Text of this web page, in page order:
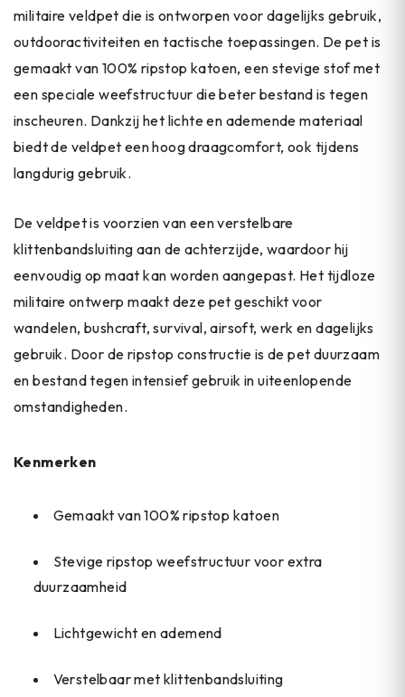
militaire veldpet die is ontworpen voor dagelijks gebruik,
outdooractiviteiten en tactische toepassingen. De pet is
gemaakt van 100% ripstop katoen, een stevige stof met
een speciale weefstructuur die beter bestand is tegen
inscheuren. Dankzij het lichte en ademende materiaal
biedt de veldpet een hoog draagcomfort, ook tijdens
langdurig gebruik.
De veldpet is voorzien van een verstelbare
klittenbandsluiting aan de achterzijde, waardoor hij
eenvoudig op maat kan worden aangepast. Het tijdloze
militaire ontwerp maakt deze pet geschikt voor
wandelen, bushcraft, survival, airsoft, werk en dagelijks
gebruik. Door de ripstop constructie is de pet duurzaam
en bestand tegen intensief gebruik in uiteenlopende
omstandigheden.
Kenmerken
Gemaakt van 100% ripstop katoen
Stevige ripstop weefstructuur voor extra
duurzaamheid
Lichtgewicht en ademend
Verstelbaar met klittenbandsluiting